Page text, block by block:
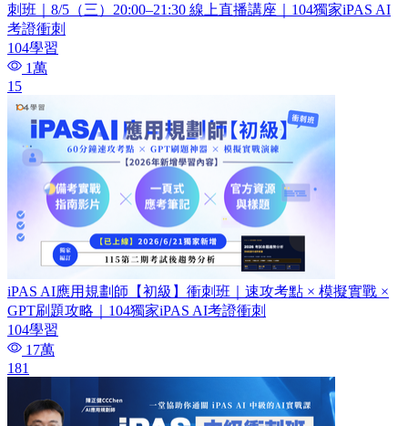
刺班｜8/5（三）20:00–21:30 線上直播講座｜104獨家iPAS AI
考證衝刺
104學習
1萬
15
iPAS AI應用規劃師【初級】衝刺班｜速攻考點 × 模擬實戰 ×
GPT刷題攻略｜104獨家iPAS AI考證衝刺
104學習
17萬
181